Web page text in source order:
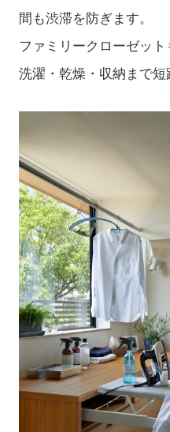
間も渋滞を防ぎます。
ファミリークローゼット
洗濯・乾燥・収納まで短